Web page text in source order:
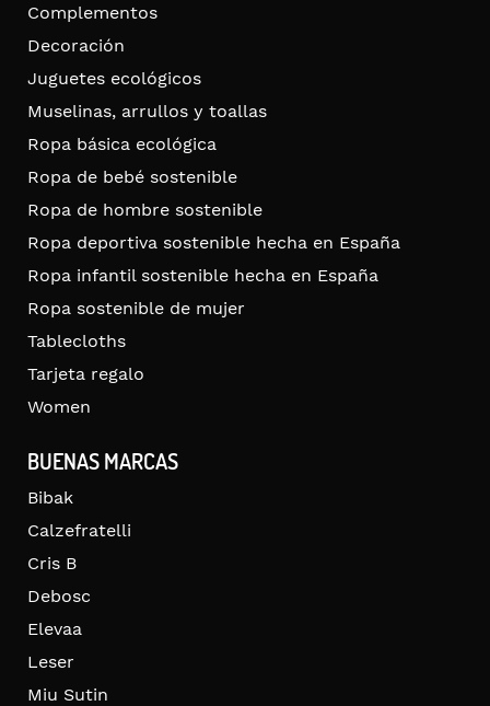
Complementos
Decoración
Juguetes ecológicos
Muselinas, arrullos y toallas
Ropa básica ecológica
Ropa de bebé sostenible
Ropa de hombre sostenible
Ropa deportiva sostenible hecha en España
Ropa infantil sostenible hecha en España
Ropa sostenible de mujer
Tablecloths
Tarjeta regalo
Women
BUENAS MARCAS
Bibak
Calzefratelli
Cris B
Debosc
Elevaa
Leser
Miu Sutin